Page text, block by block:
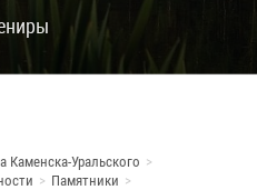
Каменска-Уральского
Памятники